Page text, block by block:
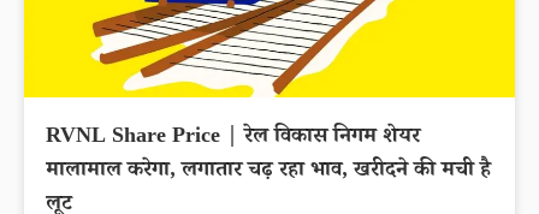
RVNL Share Price | रेल विकास निगम शेयर
मालामाल करेगा, लगातार चढ़ रहा भाव, खरीदने की मची है
लूट